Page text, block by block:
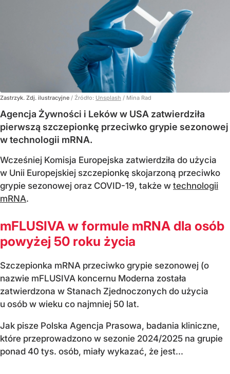
Zastrzyk. Zdj. ilustracyjne / Źródło: Unsplash / Mina Rad
Agencja Żywności i Leków w USA zatwierdziła
pierwszą szczepionkę przeciwko grypie sezonowej
w technologii mRNA.
Wcześniej Komisja Europejska zatwierdziła do użycia
w Unii Europejskiej szczepionkę skojarzoną przeciwko
grypie sezonowej oraz COVID-19, także w technologii
mRNA.
mFLUSIVA w formule mRNA dla osób
powyżej 50 roku życia
Szczepionka mRNA przeciwko grypie sezonowej (o
nazwie mFLUSIVA koncernu Moderna została
zatwierdzona w Stanach Zjednoczonych do użycia
u osób w wieku co najmniej 50 lat.
Jak pisze Polska Agencja Prasowa, badania kliniczne,
które przeprowadzono w sezonie 2024/2025 na grupie
ponad 40 tys. osób, miały wykazać, że jest...